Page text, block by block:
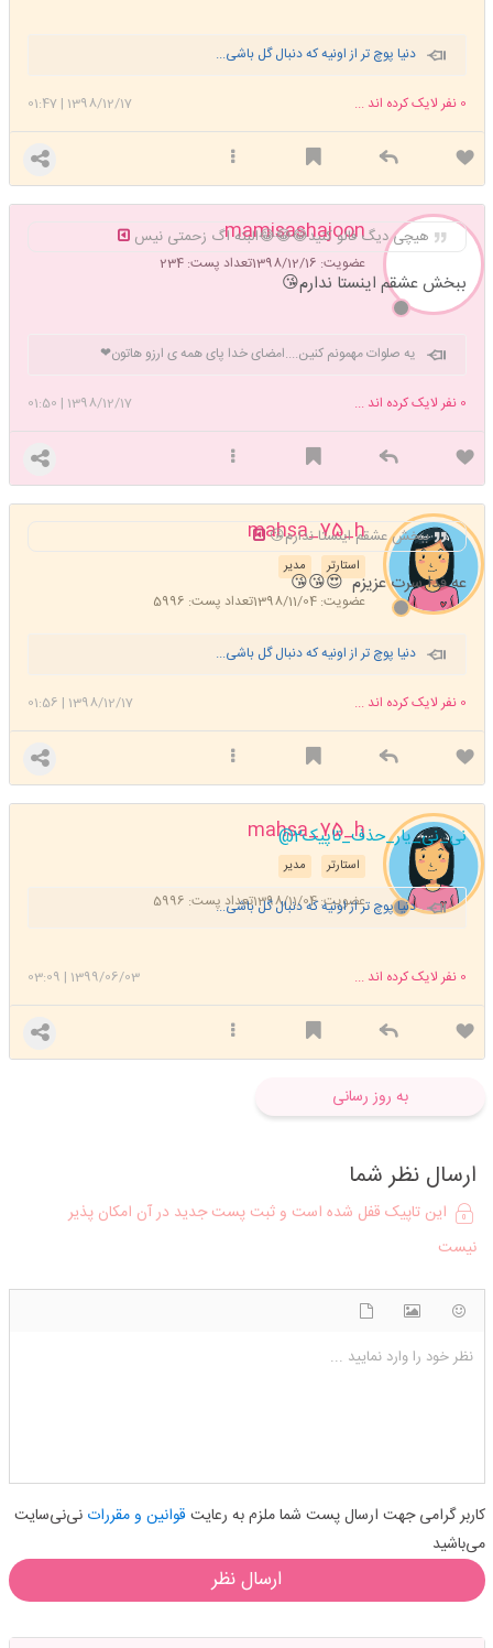
دنیا پوچ تر از اونیه که دنبال گل باشی...
1398/12/17
|
01:47 0 نفر لایک کرده اند ...
mamisashajoon
عضویت: 1398/12/16 تعداد پست: 234
هیچی دیگ فالو کنید😂😂😂البته اگ زحمتی نیس
ببخش عشقم اینستا ندارم😘
یه صلوات مهمونم کنین....امضای خدا پای همه ی ارزو هاتون❤
1398/12/17
|
01:50 0 نفر لایک کرده اند ...
mahsa_75_h
مدیر استارتر
عضویت: 1398/11/04 تعداد پست: 5996
ببخش عشقم اینستا ندارم😘
عه فدا سرت عزیزم 😍😘😘
دنیا پوچ تر از اونیه که دنبال گل باشی...
1398/12/17
|
01:56 0 نفر لایک کرده اند ...
mahsa_75_h
مدیر استارتر
عضویت: 1398/11/04 تعداد پست: 5996
@نی_نی_یار_حذف_تاپیک2
دنیا پوچ تر از اونیه که دنبال گل باشی...
1399/06/03
|
03:09 0 نفر لایک کرده اند ...
به روز رسانی
ارسال نظر شما
این تاپیک قفل شده است و ثبت پست جدید در آن امکان پذیر
نیست
نظر خود را وارد نمایید ...
کاربر گرامی جهت ارسال پست شما ملزم به رعایت قوانین و مقرراتنی‌نی‌سایت
می‌باشید
ارسال نظر